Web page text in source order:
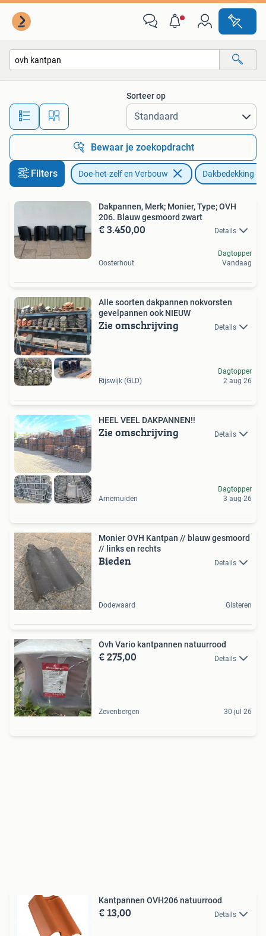
Alle afstanden…
Sorteer op
Bewaar je zoekopdracht
Filters Doe-het-zelf en Verbouw Dakbedekking
Dakpannen, Merk; Monier, Type; OVH
206. Blauw gesmoord zwart
€ 3.450,00 Details
Oosterhout
Dagtopper
Vandaag
Alle soorten dakpannen nokvorsten
gevelpannen ook NIEUW
Zie omschrijving Details
Rijswijk (GLD)
Dagtopper
2 aug 26
HEEL VEEL DAKPANNEN!!
Zie omschrijving Details
Arnemuiden
Dagtopper
3 aug 26
Monier OVH Kantpan // blauw gesmoord
// links en rechts
Bieden Details
Dodewaard Gisteren
Ovh Vario kantpannen natuurrood
€ 275,00 Details
Zevenbergen 30 jul 26
Kantpannen OVH206 natuurrood
€ 13,00 Details